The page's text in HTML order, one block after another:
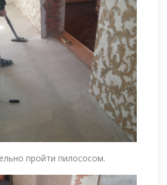
пройти пилососом.